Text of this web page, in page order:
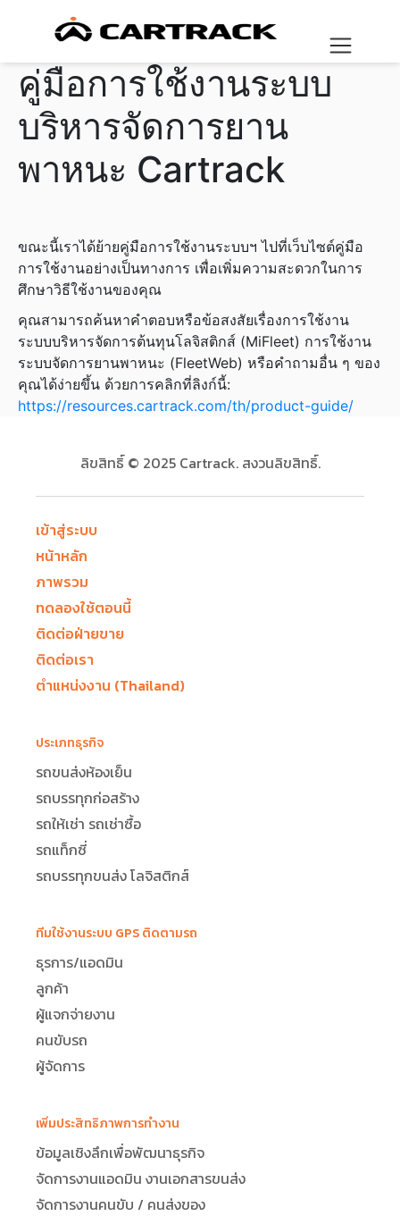
คู่มือการใช้งานระบบ
บริหารจัดการยาน
พาหนะ Cartrack
ขณะนี้เราได้ย้ายคู่มือการใช้งานระบบฯ ไปที่เว็บไซต์คู่มือ
การใช้งานอย่างเป็นทางการ เพื่อเพิ่มความสะดวกในการ
ศึกษาวิธีใช้งานของคุณ
คุณสามารถค้นหาคำตอบหรือข้อสงสัยเรื่องการใช้งาน
ระบบบริหารจัดการต้นทุนโลจิสติกส์ (MiFleet) การใช้งาน
ระบบจัดการยานพาหนะ (FleetWeb) หรือคำถามอื่น ๆ ของ
คุณได้ง่ายขึ้น ด้วยการคลิกที่ลิงก์นี้:
https://resources.cartrack.com/th/product-guide/
ลิขสิทธิ์ © 2025 Cartrack. สงวนลิขสิทธิ์.
เข้าสู่ระบบ
หน้าหลัก
ภาพรวม
ทดลองใช้ตอนนี้
ติดต่อฝ่ายขาย
ติดต่อเรา
ตำแหน่งงาน (Thailand)
ประเภทธุรกิจ
รถขนส่งห้องเย็น
รถบรรทุกก่อสร้าง
รถให้เช่า รถเช่าซื้อ
รถแท็กซี่
รถบรรทุกขนส่ง โลจิสติกส์
ทีมใช้งานระบบ GPS ติดตามรถ
ธุรการ/แอดมิน
ลูกค้า
ผู้แจกจ่ายงาน
คนขับรถ
ผู้จัดการ
เพิ่มประสิทธิภาพการทำงาน
ข้อมูลเชิงลึกเพื่อพัฒนาธุรกิจ
จัดการงานแอดมิน งานเอกสารขนส่ง
จัดการงานคนขับ / คนส่งของ